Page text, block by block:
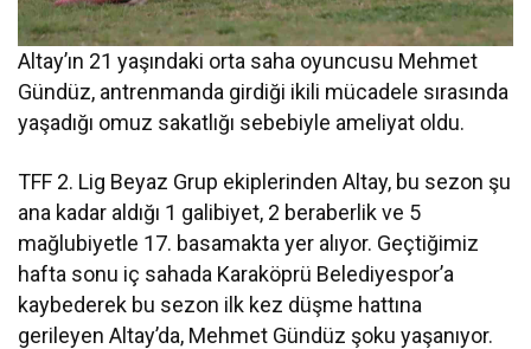
Altay’ın 21 yaşındaki orta saha oyuncusu Mehmet
Gündüz, antrenmanda girdiği ikili mücadele sırasında
yaşadığı omuz sakatlığı sebebiyle ameliyat oldu.
TFF 2. Lig Beyaz Grup ekiplerinden Altay, bu sezon şu
ana kadar aldığı 1 galibiyet, 2 beraberlik ve 5
mağlubiyetle 17. basamakta yer alıyor. Geçtiğimiz
hafta sonu iç sahada Karaköprü Belediyespor’a
kaybederek bu sezon ilk kez düşme hattına
gerileyen Altay’da, Mehmet Gündüz şoku yaşanıyor.